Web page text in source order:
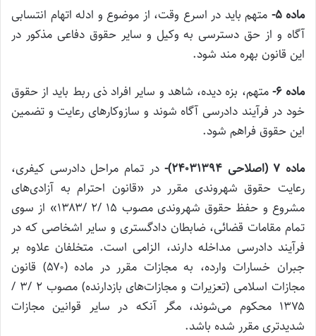
ماده ۵-
متهم باید در اسرع وقت، از موضوع و ادله اتهام انتسابی
آگاه و از حق دسترسی به وکیل و سایر حقوق دفاعی مذکور در
این قانون بهره مند شود.
ماده ۶-
متهم، بزه دیده، شاهد و سایر افراد ذی ربط باید از حقوق
خود در فرآیند دادرسی آگاه شوند و سازوکارهای رعایت و تضمین
این حقوق فراهم شود.
ماده ۷ (اصلاحی ۲۴۰۳۱۳۹۴)-
در تمام مراحل دادرسی کیفری،
رعایت حقوق شهروندی مقرر در «قانون احترام به آزادی‌‌های
مشروع و حفظ حقوق شهروندی مصوب ۱۵ /۲ /۱۳۸۳» از سوی
تمام مقامات قضائی، ضابطان دادگستری و سایر اشخاصی که در
فرآیند دادرسی مداخله دارند، الزامی است. متخلفان علاوه بر
جبران خسارات وارده، به مجازات مقرر در ماده (۵۷۰) قانون
مجازات اسلامی (تعزیرات و مجازات‌‌های بازدارنده) مصوب ۲ /۳ /
۱۳۷۵ محکوم می‌شوند، مگر آنکه در سایر قوانین مجازات
شدیدتری مقرر شده باشد.